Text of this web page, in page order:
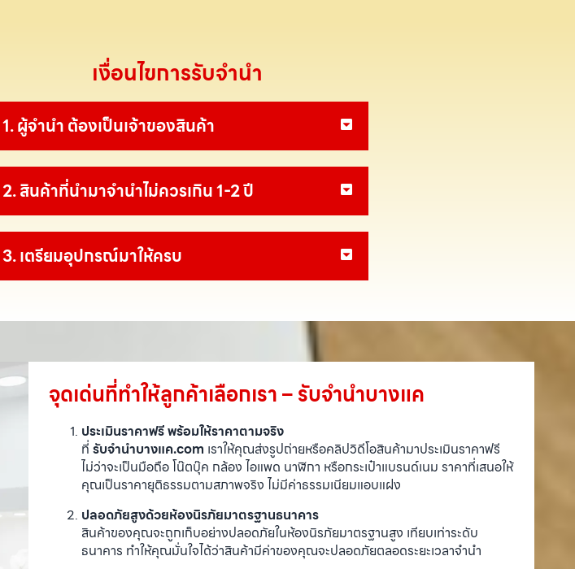
เงื่อนไขการรับจำนำ
1. ผู้จำนำ ต้องเป็นเจ้าของสินค้า
2. สินค้าที่นำมาจำนำไม่ควรเกิน 1-2 ปี
3. เตรียมอุปกรณ์มาให้ครบ
จุดเด่นที่ทำให้ลูกค้าเลือกเรา – รับจำนำบางแค
ประเมินราคาฟรี พร้อมให้ราคาตามจริง
ที่ รับจำนำบางแค.com เราให้คุณส่งรูปถ่ายหรือคลิปวิดีโอสินค้ามาประเมินราคาฟรี
ไม่ว่าจะเป็นมือถือ โน๊ตบุ๊ค กล้อง ไอแพด นาฬิกา หรือกระเป๋าแบรนด์เนม ราคาที่เสนอให้
คุณเป็นราคายุติธรรมตามสภาพจริง ไม่มีค่าธรรมเนียมแอบแฝง
ปลอดภัยสูงด้วยห้องนิรภัยมาตรฐานธนาคาร
สินค้าของคุณจะถูกเก็บอย่างปลอดภัยในห้องนิรภัยมาตรฐานสูง เทียบเท่าระดับ
ธนาคาร ทำให้คุณมั่นใจได้ว่าสินค้ามีค่าของคุณจะปลอดภัยตลอดระยะเวลาจำนำ